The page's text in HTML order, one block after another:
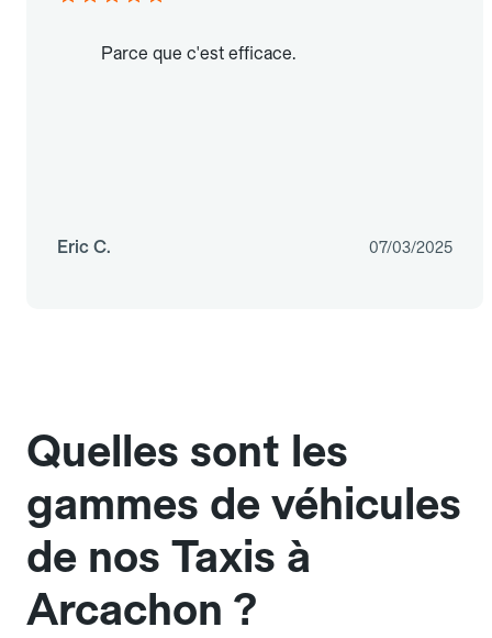
Parce que c'est efficace.
Eric C. 07/03/2025
Quelles sont les
gammes de véhicules
de nos Taxis à
Arcachon ?